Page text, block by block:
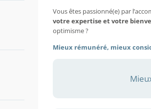
Vous êtes passionné(e) par
votre expertise et votre
optimisme ?
Mieux rémunéré, mieux